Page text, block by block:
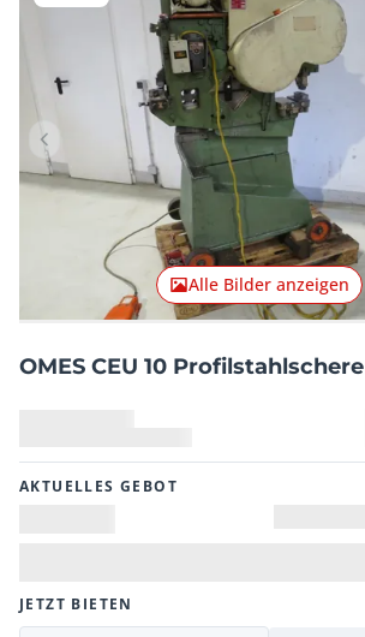
Vorheriger Artikel
Alle Bilder anzeigen
OMES CEU 10 Profilstahlschere
AKTUELLES GEBOT
JETZT BIETEN